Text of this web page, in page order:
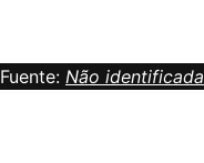
Fuente: Não identificada